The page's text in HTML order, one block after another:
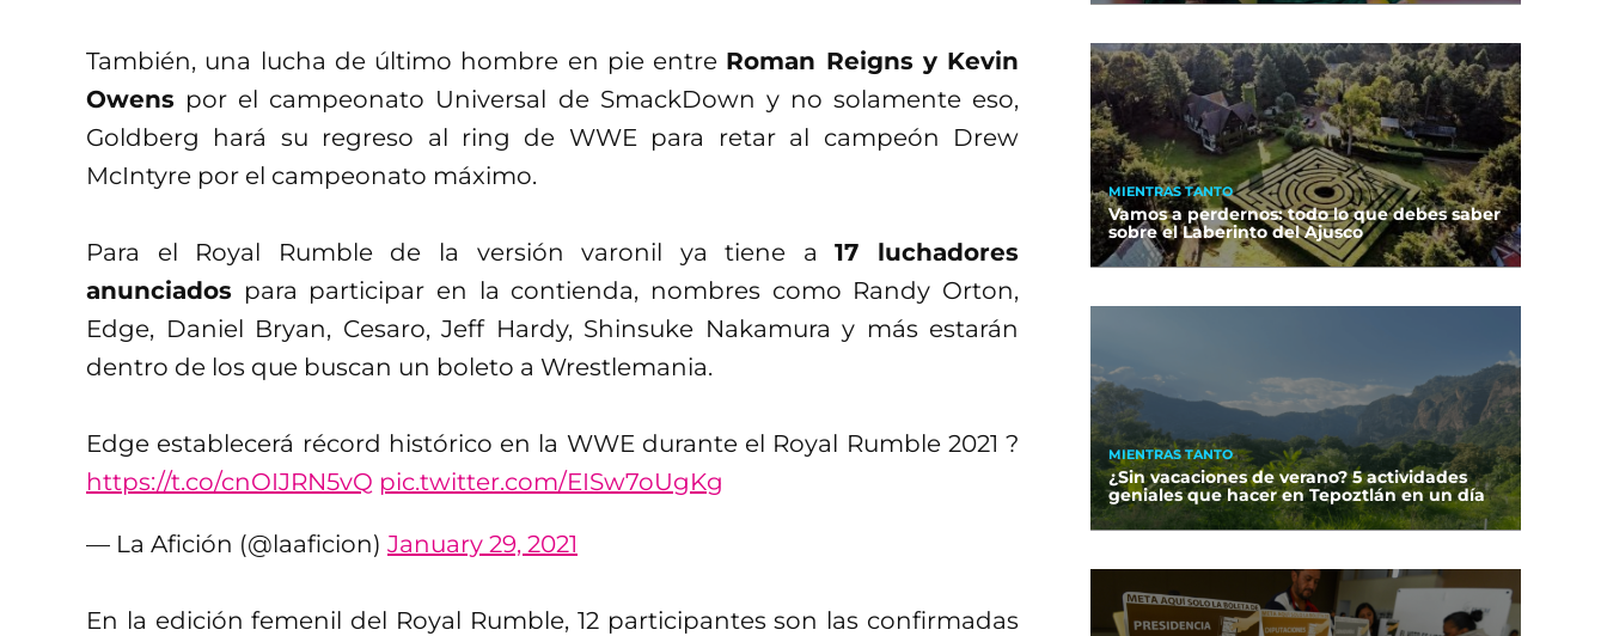
También, una lucha de último hombre en pie entre Roman Reigns y Kevin
Owens por el campeonato Universal de SmackDown y no solamente eso,
Goldberg hará su regreso al ring de WWE para retar al campeón Drew
McIntyre por el campeonato máximo.
Para el Royal Rumble de la versión varonil ya tiene a17 luchadores
anunciados para participar en la contienda, nombres como Randy Orton,
Edge, Daniel Bryan, Cesaro, Jeff Hardy, Shinsuke Nakamura y más estarán
dentro de los que buscan un boleto a Wrestlemania.
Edge establecerá récord histórico en la WWE durante el Royal Rumble 2021 ?
https://t.co/cnOIJRN5vQ pic.twitter.com/EISw7oUgKg
— La Afición (@laaficion) January 29, 2021
En la edición femenil del Royal Rumble, 12 participantes son las confirmadas
MIENTRAS TANTO
Vamos a perdernos: todo lo que debes saber
sobre el Laberinto del Ajusco
MIENTRAS TANTO
¿Sin vacaciones de verano? 5 actividades
geniales que hacer en Tepoztlán en un día